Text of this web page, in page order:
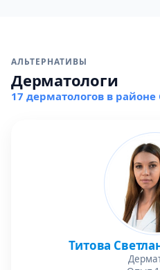
АЛЬТЕРНАТИВЫ
Дерматологи
17 дерматологов в районе
Титова